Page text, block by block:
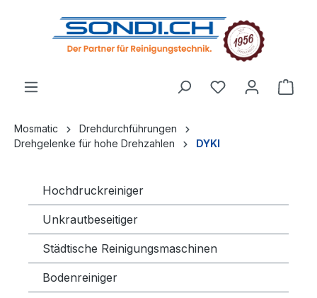
springen
Mosmatic
Drehdurchführungen
Drehgelenke für hohe Drehzahlen
DYKI
Hochdruckreiniger
Unkrautbeseitiger
Städtische Reinigungsmaschinen
Bodenreiniger